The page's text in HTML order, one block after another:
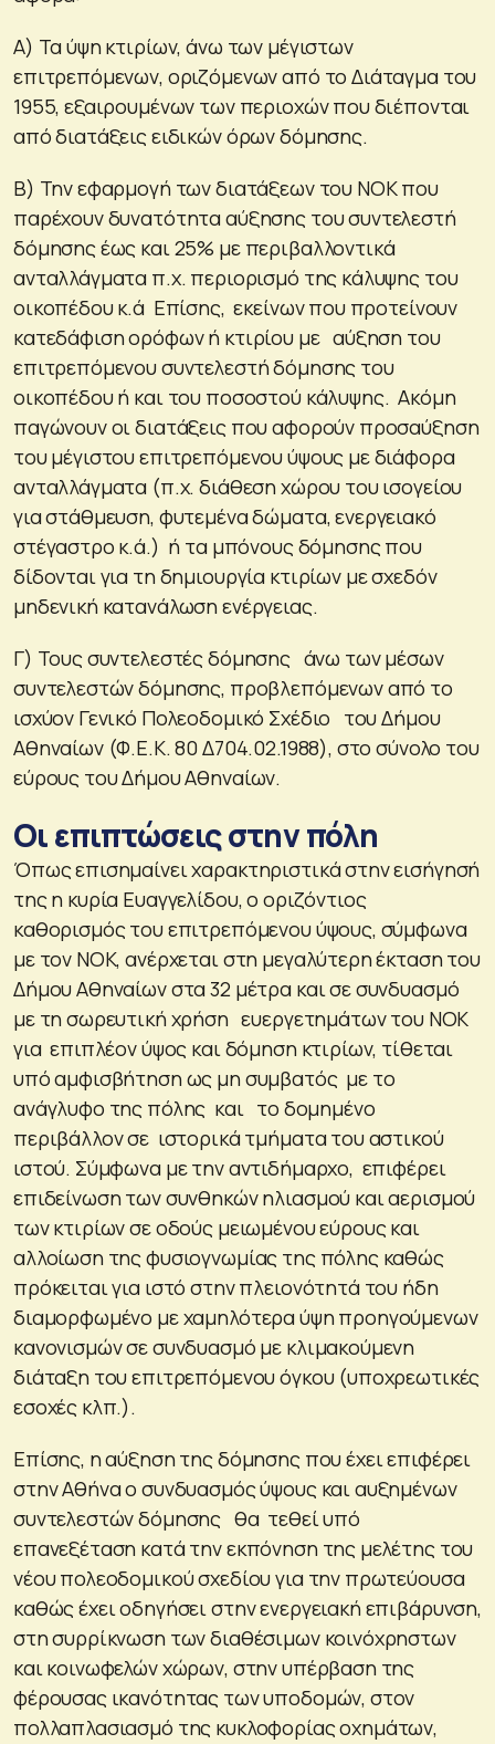
Α) Τα ύψη κτιρίων, άνω των μέγιστων
επιτρεπόμενων, οριζόμενων από το Διάταγμα του
1955, εξαιρουμένων των περιοχών που διέπονται
από διατάξεις ειδικών όρων δόμησης.
Β) Την εφαρμογή των διατάξεων του ΝΟΚ που
παρέχουν δυνατότητα αύξησης του συντελεστή
δόμησης έως και 25% με περιβαλλοντικά
ανταλλάγματα π.χ. περιορισμό της κάλυψης του
οικοπέδου κ.ά Επίσης, εκείνων που προτείνουν
κατεδάφιση ορόφων ή κτιρίου με αύξηση του
επιτρεπόμενου συντελεστή δόμησης του
οικοπέδου ή και του ποσοστού κάλυψης. Ακόμη
παγώνουν οι διατάξεις που αφορούν προσαύξηση
του μέγιστου επιτρεπόμενου ύψους με διάφορα
ανταλλάγματα (π.χ. διάθεση χώρου του ισογείου
για στάθμευση, φυτεμένα δώματα, ενεργειακό
στέγαστρο κ.ά.) ή τα μπόνους δόμησης που
δίδονται για τη δημιουργία κτιρίων με σχεδόν
μηδενική κατανάλωση ενέργειας.
Γ) Τους συντελεστές δόμησης άνω των μέσων
συντελεστών δόμησης, προβλεπόμενων από το
ισχύον Γενικό Πολεοδομικό Σχέδιο του Δήμου
Αθηναίων (Φ.Ε.Κ. 80 Δ704.02.1988), στο σύνολο του
εύρους του Δήμου Αθηναίων.
Οι επιπτώσεις στην πόλη
Όπως επισημαίνει χαρακτηριστικά στην εισήγησή
της η κυρία Ευαγγελίδου, ο οριζόντιος
καθορισμός του επιτρεπόμενου ύψους, σύμφωνα
με τον ΝΟΚ, ανέρχεται στη μεγαλύτερη έκταση του
Δήμου Αθηναίων στα 32 μέτρα και σε συνδυασμό
με τη σωρευτική χρήση ευεργετημάτων του ΝΟΚ
για επιπλέον ύψος και δόμηση κτιρίων, τίθεται
υπό αμφισβήτηση ως μη συμβατός με το
ανάγλυφο της πόλης και το δομημένο
περιβάλλον σε ιστορικά τμήματα του αστικού
ιστού. Σύμφωνα με την αντιδήμαρχο, επιφέρει
επιδείνωση των συνθηκών ηλιασμού και αερισμού
των κτιρίων σε οδούς μειωμένου εύρους και
αλλοίωση της φυσιογνωμίας της πόλης καθώς
πρόκειται για ιστό στην πλειονότητά του ήδη
διαμορφωμένο με χαμηλότερα ύψη προηγούμενων
κανονισμών σε συνδυασμό με κλιμακούμενη
διάταξη του επιτρεπόμενου όγκου (υποχρεωτικές
εσοχές κλπ.).
Επίσης, η αύξηση της δόμησης που έχει επιφέρει
στην Αθήνα ο συνδυασμός ύψους και αυξημένων
συντελεστών δόμησης θα τεθεί υπό
επανεξέταση κατά την εκπόνηση της μελέτης του
νέου πολεοδομικού σχεδίου για την πρωτεύουσα
καθώς έχει οδηγήσει στην ενεργειακή επιβάρυνση,
στη συρρίκνωση των διαθέσιμων κοινόχρηστων
και κοινωφελών χώρων, στην υπέρβαση της
φέρουσας ικανότητας των υποδομών, στον
πολλαπλασιασμό της κυκλοφορίας οχημάτων,